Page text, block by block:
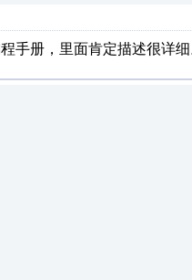
手册，里面肯定描述很详